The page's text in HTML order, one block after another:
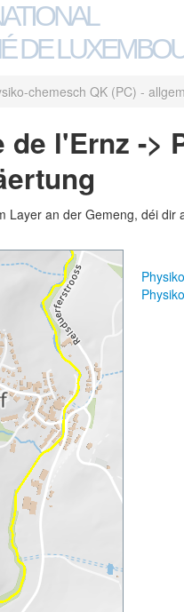
DE
chemesch QK (PC) -
de l'Ernz ->
Layer an der Gemeng, déi